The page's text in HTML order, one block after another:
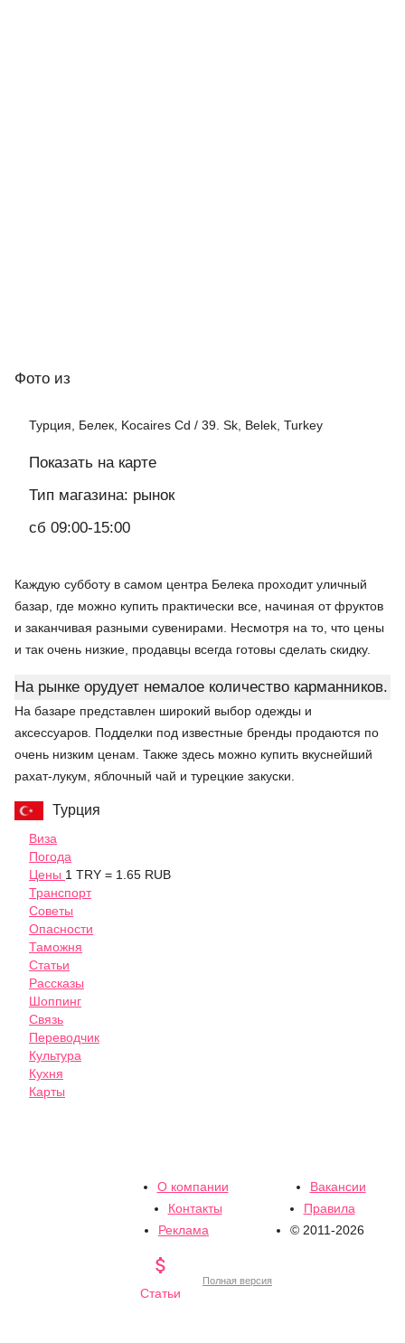
Фото из
Турция, Белек, Kocaires Cd / 39. Sk, Belek, Turkey
Показать на карте
Тип магазина: рынок
сб 09:00-15:00
Каждую субботу в самом центра Белека проходит уличный
базар, где можно купить практически все, начиная от фруктов
и заканчивая разными сувенирами. Несмотря на то, что цены
и так очень низкие, продавцы всегда готовы сделать скидку.
На рынке орудует немалое количество карманников.
На базаре представлен широкий выбор одежды и
аксессуаров. Подделки под известные бренды продаются по
очень низким ценам. Также здесь можно купить вкуснейший
рахат-лукум, яблочный чай и турецкие закуски.
Турция
Виза
Погода
Цены 1 TRY = 1.65 RUB
Транспорт
Советы
Опасности
Таможня
Статьи
Рассказы
Шоппинг
Связь
Переводчик
Культура
Кухня
Карты
О компании
Вакансии
Контакты
Правила
Реклама
© 2011-2026

Статьи
Полная версия